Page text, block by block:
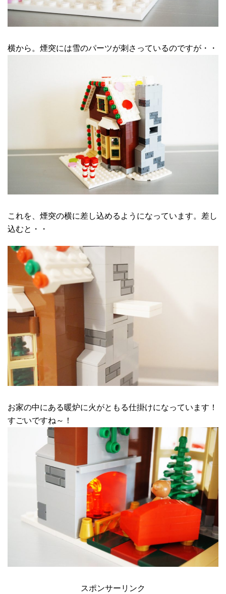
横から。煙突には雪のパーツが刺さっているのですが・・
これを、煙突の横に差し込めるようになっています。差し
込むと・・
お家の中にある暖炉に火がともる仕掛けになっています！
すごいですね～！
スポンサーリンク